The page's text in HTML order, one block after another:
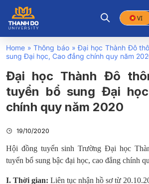
VI
Home »Thông báo »Đại học Thành Đô
sung Đại học, Cao đẳng chính quy năm
Đại học Thành Đô
tuyển bổ sung Đại
chính quy năm 2020
19/10/2020
Hội đồng tuyển sinh Trường Đại học
tuyển bổ sung bậc đại học, cao đẳng chính
I. Thời gian: Liên tục nhận hồ sơ từ